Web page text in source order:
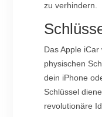
zu verhindern.
Das Apple
physischen
dein iPhone
Schlüssel
revolutionäre